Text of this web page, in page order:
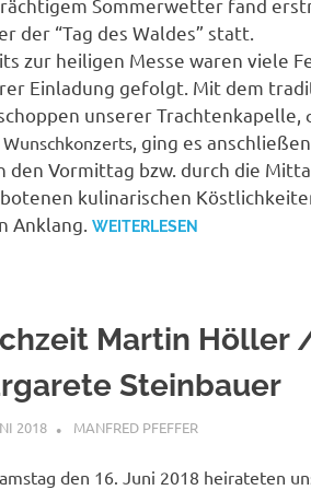
Sommerwetter fand
der “Tag des Waldes” statt.
zur heiligen Messe waren viele
Einladung gefolgt. Mit dem
unserer Trachtenkapelle,
, ging es
den Vormittag bzw. durch die
kulinarischen
Anklang. WEITERLESEN
Martin Höller
Steinbauer
2018 MANFRED PFEFFER
den 16. Juni 2018 heirateten